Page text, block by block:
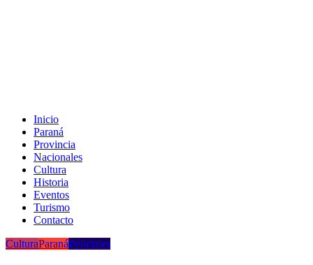
Inicio
Paraná
Provincia
Nacionales
Cultura
Historia
Eventos
Turismo
Contacto
CulturaParanáPoliciales